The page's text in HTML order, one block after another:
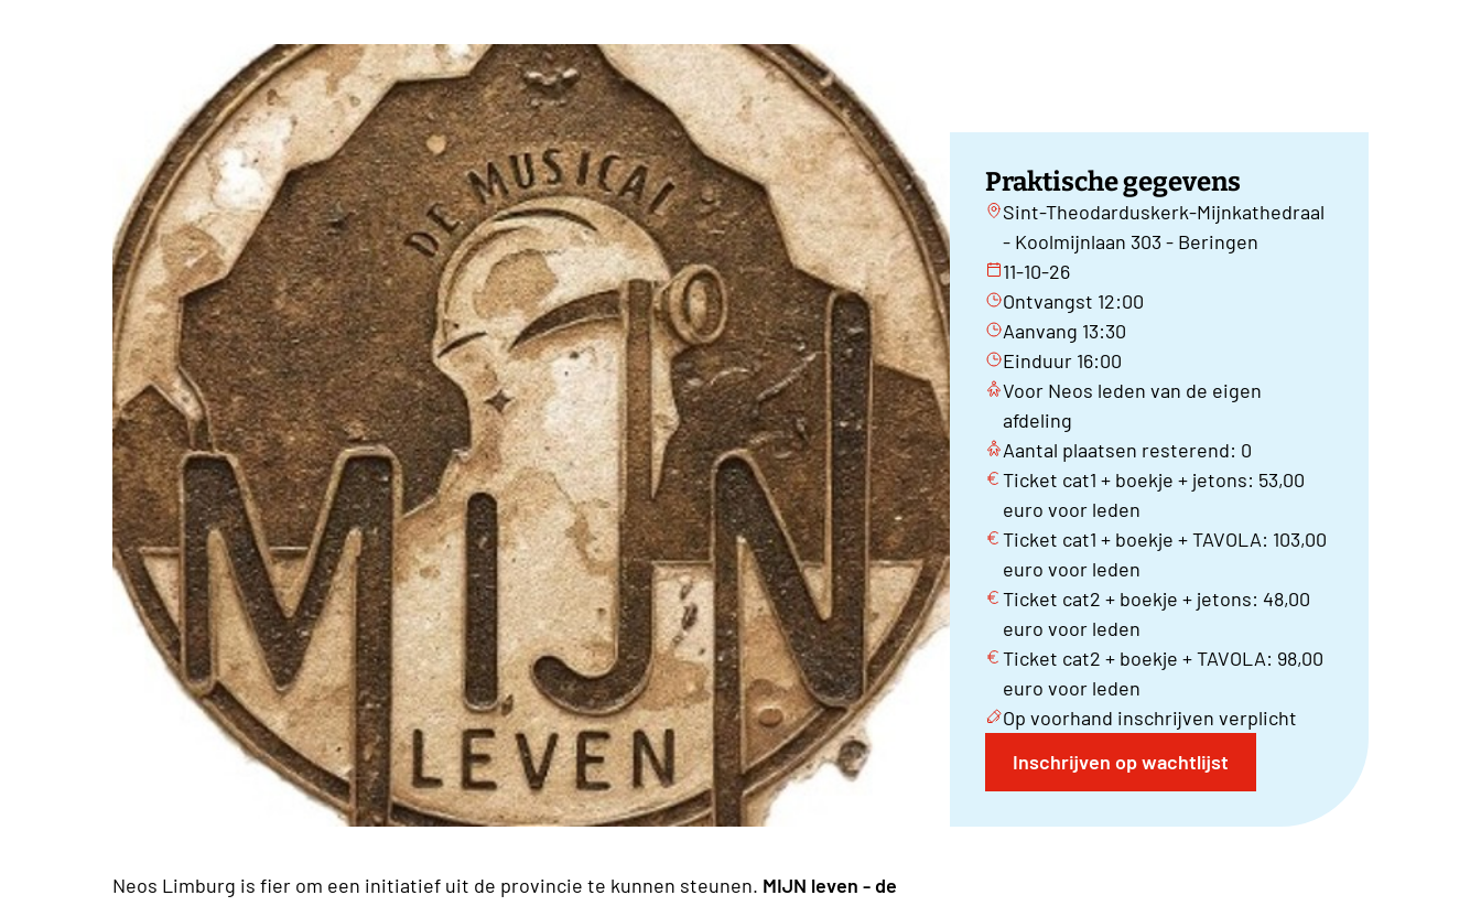
Praktische gegevens
Sint-Theodarduskerk-Mijnkathedraal
- Koolmijnlaan 303 - Beringen
11-10-26
Ontvangst 12:00
Aanvang 13:30
Einduur 16:00
Voor Neos leden van de eigen
afdeling
Aantal plaatsen resterend: 0
Ticket cat1 + boekje + jetons: 53,00
euro voor leden
Ticket cat1 + boekje + TAVOLA: 103,00
euro voor leden
Ticket cat2 + boekje + jetons: 48,00
euro voor leden
Ticket cat2 + boekje + TAVOLA: 98,00
euro voor leden
Op voorhand inschrijven verplicht
Inschrijven op wachtlijst
Neos Limburg is fier om een initiatief uit de provincie te kunnen steunen. MIJN leven - de